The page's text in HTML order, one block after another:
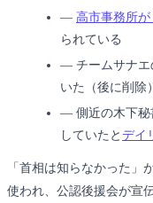
― 高市事務所
られている
― チームサナ
いた（後に削除）
― 側近の木下
していたと デイ
「首相は知らなかった」
使われ、公認後援会が宣